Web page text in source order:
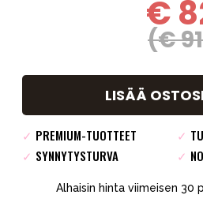
€
(€
LISÄÄ
✓ PREMIUM-TUOTTEET ✓
✓ SYNNYTYSTURVA ✓
Alhaisin hinta viimeisen 30